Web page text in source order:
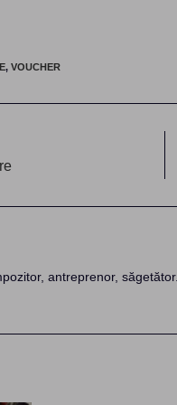
, VOUCHER
antreprenor, săgetător.